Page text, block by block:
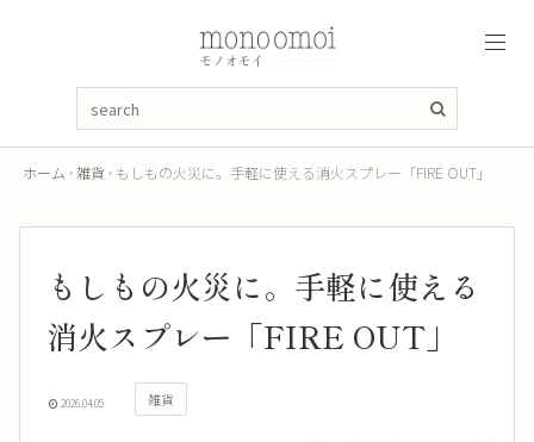
ホーム 雑貨 もしもの火災に。手軽に使える消火スプレー「FIRE OUT」
もしもの火災に。手軽に使える
消火スプレー「FIRE OUT」
2026.04.05 雑貨